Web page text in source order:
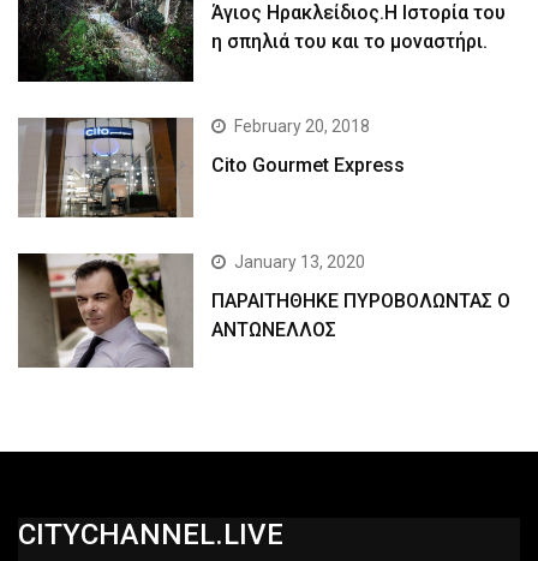
Άγιος Ηρακλείδιος.Η Ιστορία του
η σπηλιά του και το μοναστήρι.
February 20, 2018
Cito Gourmet Express
January 13, 2020
ΠΑΡΑΙΤΗΘΗΚΕ ΠΥΡΟΒΟΛΩΝΤΑΣ Ο
ΑΝΤΩΝΕΛΛΟΣ
CITYCHANNEL.LIVE